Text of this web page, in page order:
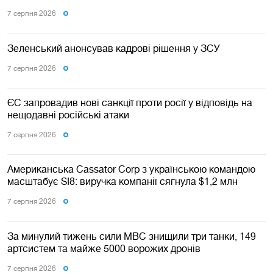
7 серпня 2026
Зеленський анонсував кадрові рішення у ЗСУ
7 серпня 2026
ЄС запровадив нові санкції проти росії у відповідь на
нещодавні російські атаки
7 серпня 2026
Американська Cassator Corp з українською командою
масштабує SI8: виручка компанії сягнула $1,2 млн
7 серпня 2026
За минулий тижень сили МВС знищили три танки, 149
артсистем та майже 5000 ворожих дронів
7 серпня 2026